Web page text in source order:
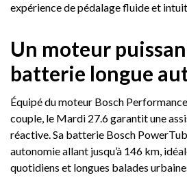
expérience de pédalage fluide et
Un moteur
batterie longue
Équipé du moteur Bosch
couple, le Mardi 27.6 garantit une
réactive. Sa batterie Bosch
autonomie allant jusqu’à 146 km,
quotidiens et longues balades